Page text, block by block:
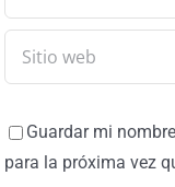
Guardar mi
para la próxima vez